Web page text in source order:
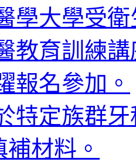
學大學受
教育訓練
報名參加。
特定族群
材料。